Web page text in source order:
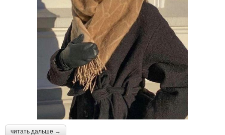
читать дальше →